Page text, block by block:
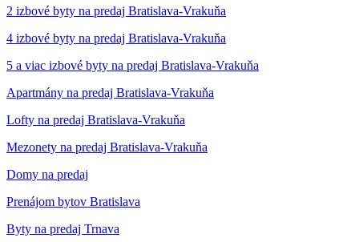
2 izbové byty na predaj Bratislava-Vrakuňa
4 izbové byty na predaj Bratislava-Vrakuňa
5 a viac izbové byty na predaj Bratislava-Vrakuňa
Apartmány na predaj Bratislava-Vrakuňa
Lofty na predaj Bratislava-Vrakuňa
Mezonety na predaj Bratislava-Vrakuňa
Domy na predaj
Prenájom bytov Bratislava
Byty na predaj Trnava